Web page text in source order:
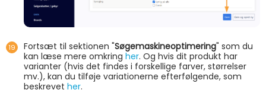
Fortsæt til sektionen "Søgemaskineoptimering" som du
kan læse mere omkring her. Og hvis dit produkt har
varianter (hvis det findes i forskellige farver, størrelser
mv.), kan du tilføje variationerne efterfølgende, som
beskrevet her.